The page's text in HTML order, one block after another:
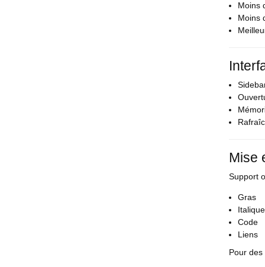
Moins
Moins
Mise
Support
Gras
Italique
Code
Liens
Pour des